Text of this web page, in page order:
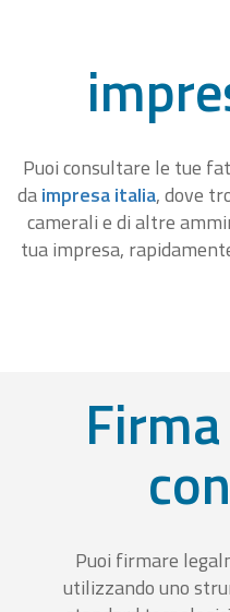
Puoi consultare le tue
daimpresa italia, dove
camerali e di altre
tua impresa,
Puoi firmare
utilizzando uno